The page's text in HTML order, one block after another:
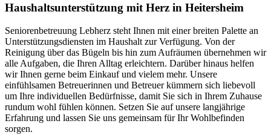
Haushalts­unterstützung mit Herz in Heitersheim
Seniorenbetreuung Lebherz steht Ihnen mit einer breiten Palette an
Unterstützungsdiensten im Haushalt zur Verfügung. Von der
Reinigung über das Bügeln bis hin zum Aufräumen übernehmen wir
alle Aufgaben, die Ihren Alltag erleichtern. Darüber hinaus helfen
wir Ihnen gerne beim Einkauf und vielem mehr. Unsere
einfühlsamen Betreuerinnen und Betreuer kümmern sich liebevoll
um Ihre individuellen Bedürfnisse, damit Sie sich in Ihrem Zuhause
rundum wohl fühlen können. Setzen Sie auf unsere langjährige
Erfahrung und lassen Sie uns gemeinsam für Ihr Wohlbefinden
sorgen.